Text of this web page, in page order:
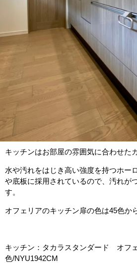
キッチンはお部屋の雰囲気に合わせた
水や汚れをはじき高い強度を持つホー
や底板に採用されているので、汚れが
す。
オフェリアのキッチン扉の色は45色か
キッチン：タカラスタンダード オ
色/NYU1942CM